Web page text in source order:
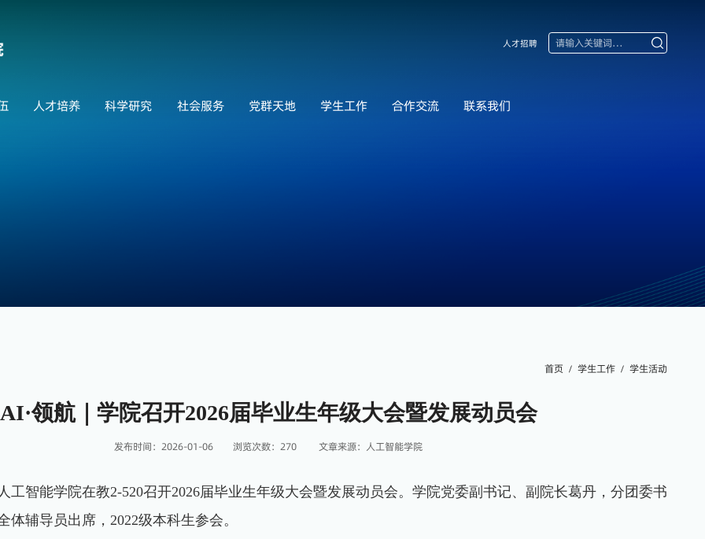
人才招聘
人才培养 科学研究 社会服务 党群天地 学生工作 合作交流 联系我们
首页 学生工作 学生活动
AI·领航｜学院召开2026届毕业生年级大会暨发展动员会
发布时间：2026-01-06 浏览次数： 270 文章来源：人工智能学院
工智能学院在教2-520召开2026届毕业生年级大会暨发展动员会。学院党委副书记、副院长葛丹，分团委书
体辅导员出席，2022级本科生参会。